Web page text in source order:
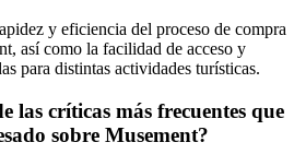
y eficiencia del proceso de compra
así como la facilidad de acceso y
para distintas actividades turísticas.
las críticas más frecuentes que
sobre Musement?